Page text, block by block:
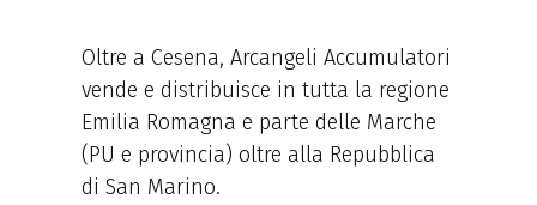
Oltre a Cesena, Arcangeli Accumulatori
vende e distribuisce in tutta la regione
Emilia Romagna e parte delle Marche
(PU e provincia) oltre alla Repubblica
di San Marino.